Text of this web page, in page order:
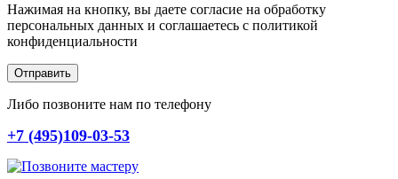
Нажимая на кнопку, вы даете согласие на обработку
персональных данных и соглашаетесь c политикой
конфиденциальности
Отправить
Либо позвоните нам по телефону
+7 (495)109-03-53